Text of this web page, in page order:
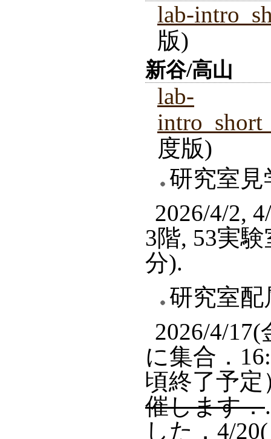
lab-
版)
新谷/高山
lab-
度版)
研究室見
2026/4/2,
3階, 53実
分).
研究室配
2026/4/
に集合．
頃終了予定
催します．
した．4/